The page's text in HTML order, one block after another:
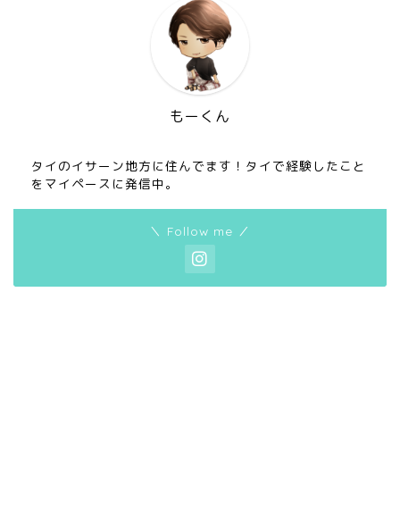
もーくん
タイのイサーン地方に住んでます！タイで経験したこと
をマイペースに発信中。
＼ Follow me ／